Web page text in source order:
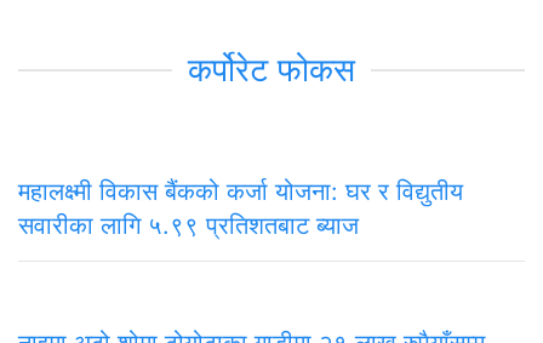
कर्पोरेट फोकस
महालक्ष्मी विकास बैंकको कर्जा योजना: घर र विद्युतीय
सवारीका लागि ५.९९ प्रतिशतबाट ब्याज